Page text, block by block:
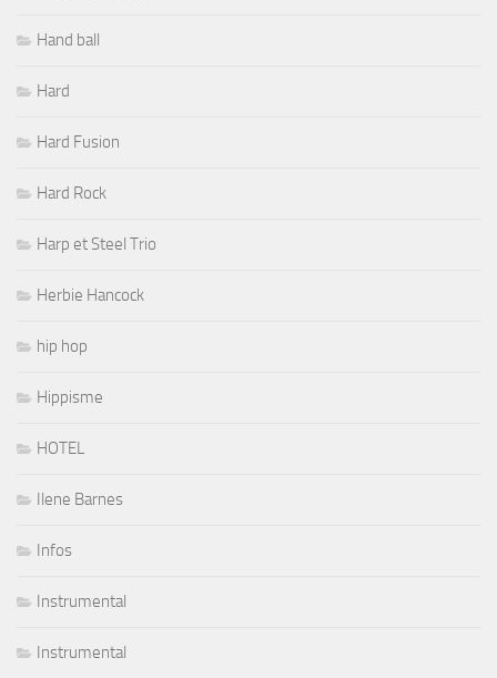
Hand ball
Hard
Hard Fusion
Hard Rock
Harp et Steel Trio
Herbie Hancock
hip hop
Hippisme
HOTEL
Ilene Barnes
Infos
Instrumental
Instrumental